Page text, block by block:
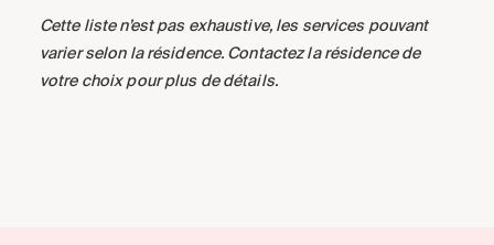
Cette liste n’est pas exhaustive, les services pouvant
varier selon la résidence. Contactez la résidence de
votre choix pour plus de détails.